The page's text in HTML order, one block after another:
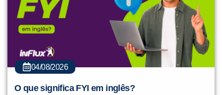
04/08/2026
O que significa FYI em inglês?